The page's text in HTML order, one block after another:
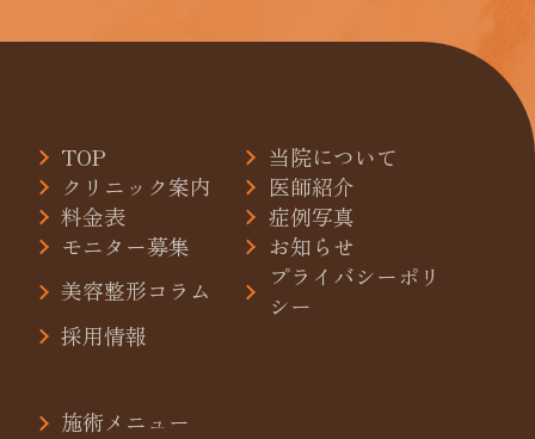
TOP
当院について
クリニック案内
医師紹介
料金表
症例写真
モニター募集
お知らせ
美容整形コラム
プライバシーポリ
シー
採用情報
施術メニュー